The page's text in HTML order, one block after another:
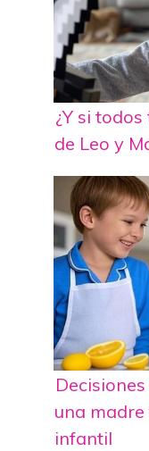
¿Y si
de Leo y
una
infantil